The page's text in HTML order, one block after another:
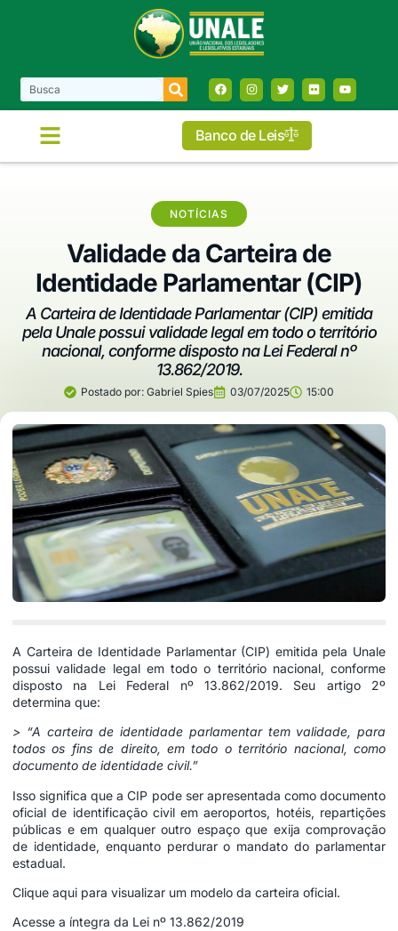
Banco de Leis
NOTÍCIAS
Validade da Carteira de
Identidade Parlamentar (CIP)
A Carteira de Identidade Parlamentar (CIP) emitida
pela Unale possui validade legal em todo o território
nacional, conforme disposto na Lei Federal nº
13.862/2019.
Postado por: Gabriel Spies 03/07/2025 15:00
A Carteira de Identidade Parlamentar (CIP) emitida pela Unale
possui validade legal em todo o território nacional, conforme
disposto na Lei Federal nº 13.862/2019. Seu artigo 2º
determina que:
> “A carteira de identidade parlamentar tem validade, para
todos os fins de direito, em todo o território nacional, como
documento de identidade civil.”
Isso significa que a CIP pode ser apresentada como documento
oficial de identificação civil em aeroportos, hotéis, repartições
públicas e em qualquer outro espaço que exija comprovação
de identidade, enquanto perdurar o mandato do parlamentar
estadual.
Clique aqui para visualizar um modelo da carteira oficial.
Acesse a íntegra da Lei nº 13.862/2019